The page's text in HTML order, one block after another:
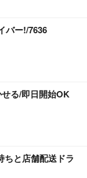
バー!/7636
る/即日開始OK
ちと店舗配送ドラ